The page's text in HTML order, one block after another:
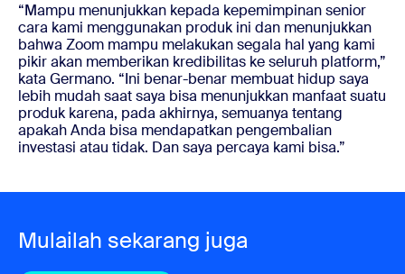
“Mampu menunjukkan kepada kepemimpinan senior
cara kami menggunakan produk ini dan menunjukkan
bahwa Zoom mampu melakukan segala hal yang kami
pikir akan memberikan kredibilitas ke seluruh platform,”
kata Germano. “Ini benar-benar membuat hidup saya
lebih mudah saat saya bisa menunjukkan manfaat suatu
produk karena, pada akhirnya, semuanya tentang
apakah Anda bisa mendapatkan pengembalian
investasi atau tidak. Dan saya percaya kami bisa.”
Mulailah sekarang juga